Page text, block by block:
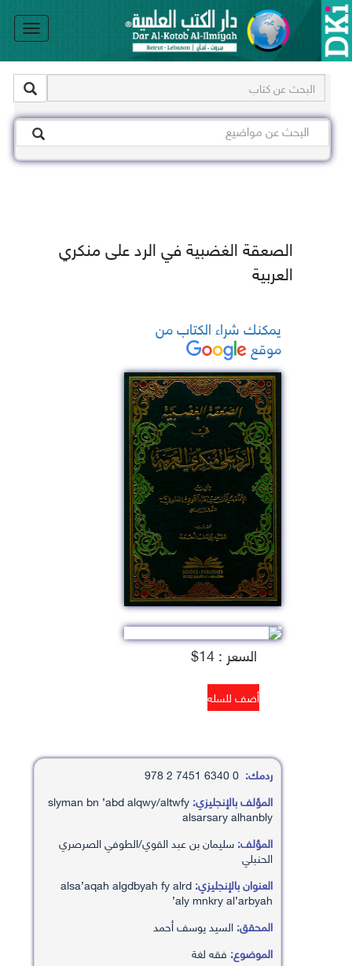
الصعقة الغضبية في الرد على منكري
العربية
يمكنك شراء الكتاب من
موقع
السعر : 14$
ردمك:
المؤلف بالإنجليزي:slyman bn ’abd alqwy/altwfy
alsarsary alhanbly
المؤلف:سليمان بن عبد القوي/الطوفي الصرصري
الحنبلي
العنوان بالإنجليزي:alsa’aqah algdbyah fy alrd
’aly mnkry al’arbyah
المحقق:السيد يوسف أحمد
الموضوع: فقه لغة